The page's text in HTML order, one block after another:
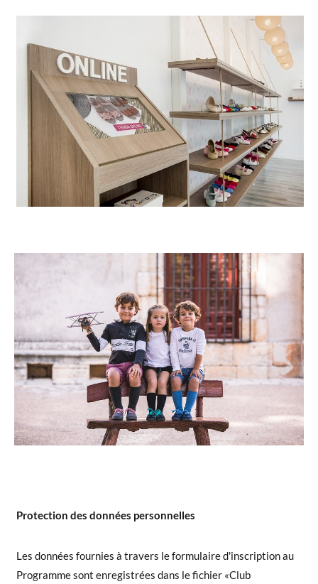
Protection des données personnelles
Les données fournies à travers le formulaire d'inscription au
Programme sont enregistrées dans le fichier «Club